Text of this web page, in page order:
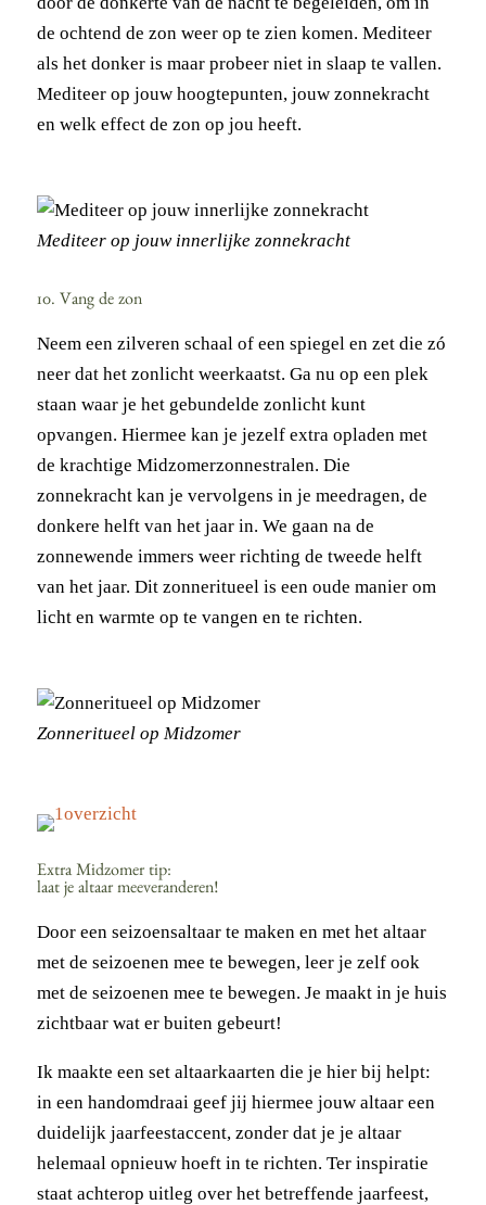
de ochtend de zon weer op te zien komen. Mediteer
als het donker is maar probeer niet in slaap te vallen.
Mediteer op jouw hoogtepunten, jouw zonnekracht
en welk effect de zon op jou heeft.
Mediteer op jouw innerlijke zonnekracht
10. Vang de zon
Neem een zilveren schaal of een spiegel en zet die zó
neer dat het zonlicht weerkaatst. Ga nu op een plek
staan waar je het gebundelde zonlicht kunt
opvangen. Hiermee kan je jezelf extra opladen met
de krachtige Midzomerzonnestralen. Die
zonnekracht kan je vervolgens in je meedragen, de
donkere helft van het jaar in. We gaan na de
zonnewende immers weer richting de tweede helft
van het jaar. Dit zonneritueel is een oude manier om
licht en warmte op te vangen en te richten.
Zonneritueel op Midzomer
Extra Midzomer tip:
laat je altaar meeveranderen!
Door een seizoensaltaar te maken en met het altaar
met de seizoenen mee te bewegen, leer je zelf ook
met de seizoenen mee te bewegen. Je maakt in je huis
zichtbaar wat er buiten gebeurt!
Ik maakte een set altaarkaarten die je hier bij helpt:
in een handomdraai geef jij hiermee jouw altaar een
duidelijk jaarfeestaccent, zonder dat je je altaar
helemaal opnieuw hoeft in te richten. Ter inspiratie
staat achterop uitleg over het betreffende jaarfeest,